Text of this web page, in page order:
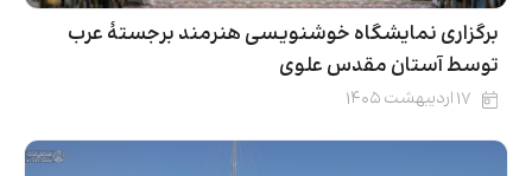
برگزاری نمایشگاه خوشنویسی هنرمند برجستهٔ عرب
توسط آستان مقدس علوی
۱۷ اردیبهشت ۱۴۰۵